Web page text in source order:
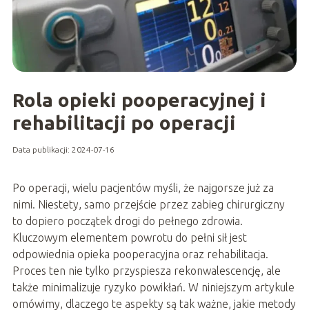
Rola opieki pooperacyjnej i
rehabilitacji po operacji
Data publikacji: 2024-07-16
Po operacji, wielu pacjentów myśli, że najgorsze już za
nimi. Niestety, samo przejście przez zabieg chirurgiczny
to dopiero początek drogi do pełnego zdrowia.
Kluczowym elementem powrotu do pełni sił jest
odpowiednia opieka pooperacyjna oraz rehabilitacja.
Proces ten nie tylko przyspiesza rekonwalescencję, ale
także minimalizuje ryzyko powikłań. W niniejszym artykule
omówimy, dlaczego te aspekty są tak ważne, jakie metody